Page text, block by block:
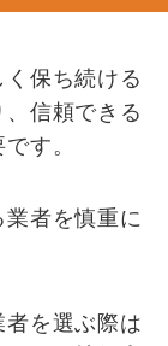
保ち続ける
信頼できる
す。
者を慎重に
を選ぶ際は